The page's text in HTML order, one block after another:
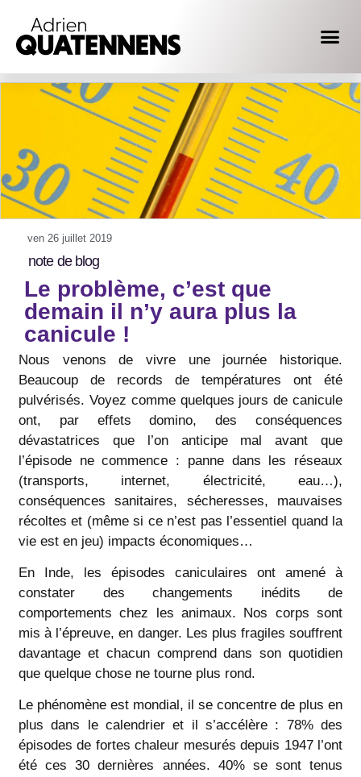
ven 26 juillet 2019
note de blog
Le problème, c’est que
demain il n’y aura plus la
canicule !
Nous venons de vivre une journée historique.
Beaucoup de records de températures ont été
pulvérisés. Voyez comme quelques jours de canicule
ont, par effets domino, des conséquences
dévastatrices que l’on anticipe mal avant que
l’épisode ne commence : panne dans les réseaux
(transports, internet, électricité, eau…),
conséquences sanitaires, sécheresses, mauvaises
récoltes et (même si ce n’est pas l’essentiel quand la
vie est en jeu) impacts économiques…
En Inde, les épisodes caniculaires ont amené à
constater des changements inédits de
comportements chez les animaux. Nos corps sont
mis à l’épreuve, en danger. Les plus fragiles souffrent
davantage et chacun comprend dans son quotidien
que quelque chose ne tourne plus rond.
Le phénomène est mondial, il se concentre de plus en
plus dans le calendrier et il s’accélère : 78% des
épisodes de fortes chaleur mesurés depuis 1947 l’ont
été ces 30 dernières années. 40% se sont tenus